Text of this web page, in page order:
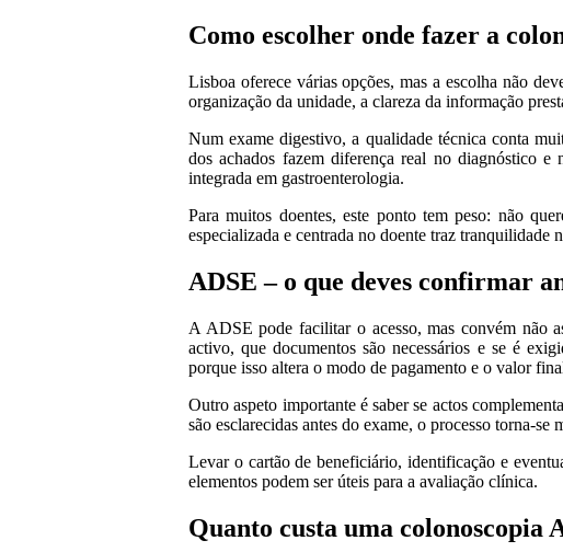
Como escolher onde fazer a
Lisboa oferece várias opções, mas a escolha não
organização da unidade, a clareza da informação
Num exame digestivo, a qualidade técnica conta
dos achados fazem diferença real no diagnóstico
integrada em gastroenterologia.
Para muitos doentes, este ponto tem peso: não
especializada e centrada no doente traz tranquilidade
ADSE – o que deves confirmar
A ADSE pode facilitar o acesso, mas convém não
activo, que documentos são necessários e se é
porque isso altera o modo de pagamento e o valor
Outro aspeto importante é saber se actos
são esclarecidas antes do exame, o processo torna-se
Levar o cartão de beneficiário, identificação e
elementos podem ser úteis para a avaliação clínica.
Quanto custa uma colonoscopia